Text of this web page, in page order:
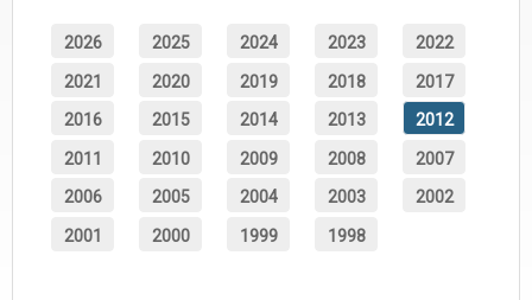
2026 2025 2024 2023 2022
2021 2020 2019 2018 2017
2016 2015 2014 2013 2012
2011 2010 2009 2008 2007
2006 2005 2004 2003 2002
2001 2000 1999 1998